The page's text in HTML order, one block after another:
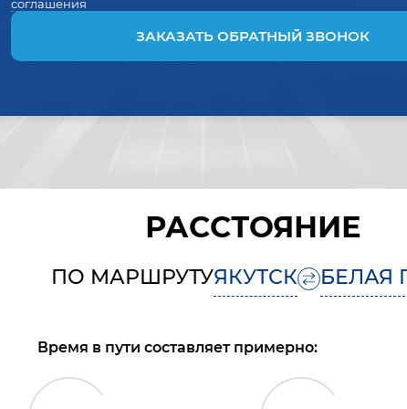
соглашения
ЗАКАЗАТЬ ОБРАТНЫЙ ЗВОНОК
РАССТОЯНИЕ
ПО МАРШРУТУЯКУТСК БЕЛАЯ
Время в пути составляет примерно: